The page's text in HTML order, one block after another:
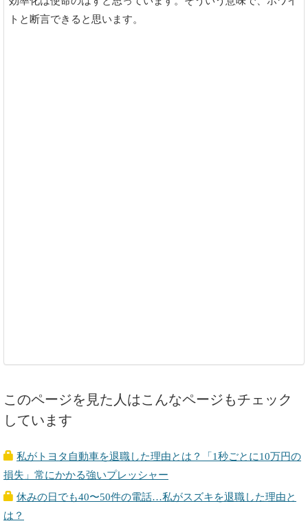
トと断言できると思います。
このページを見た人はこんなページもチェック
しています
私がトヨタ自動車を退職した理由とは？「1秒ごとに10万円の
損失」常にかかる強いプレッシャー
休みの日でも40〜50件の電話…私がスズキを退職した理由と
は？